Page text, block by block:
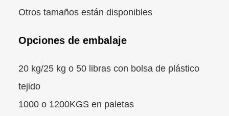
Otros tamaños están disponibles
Opciones de embalaje
20 kg/25 kg o 50 libras con bolsa de plástico
tejido
1000 o 1200KGS en paletas